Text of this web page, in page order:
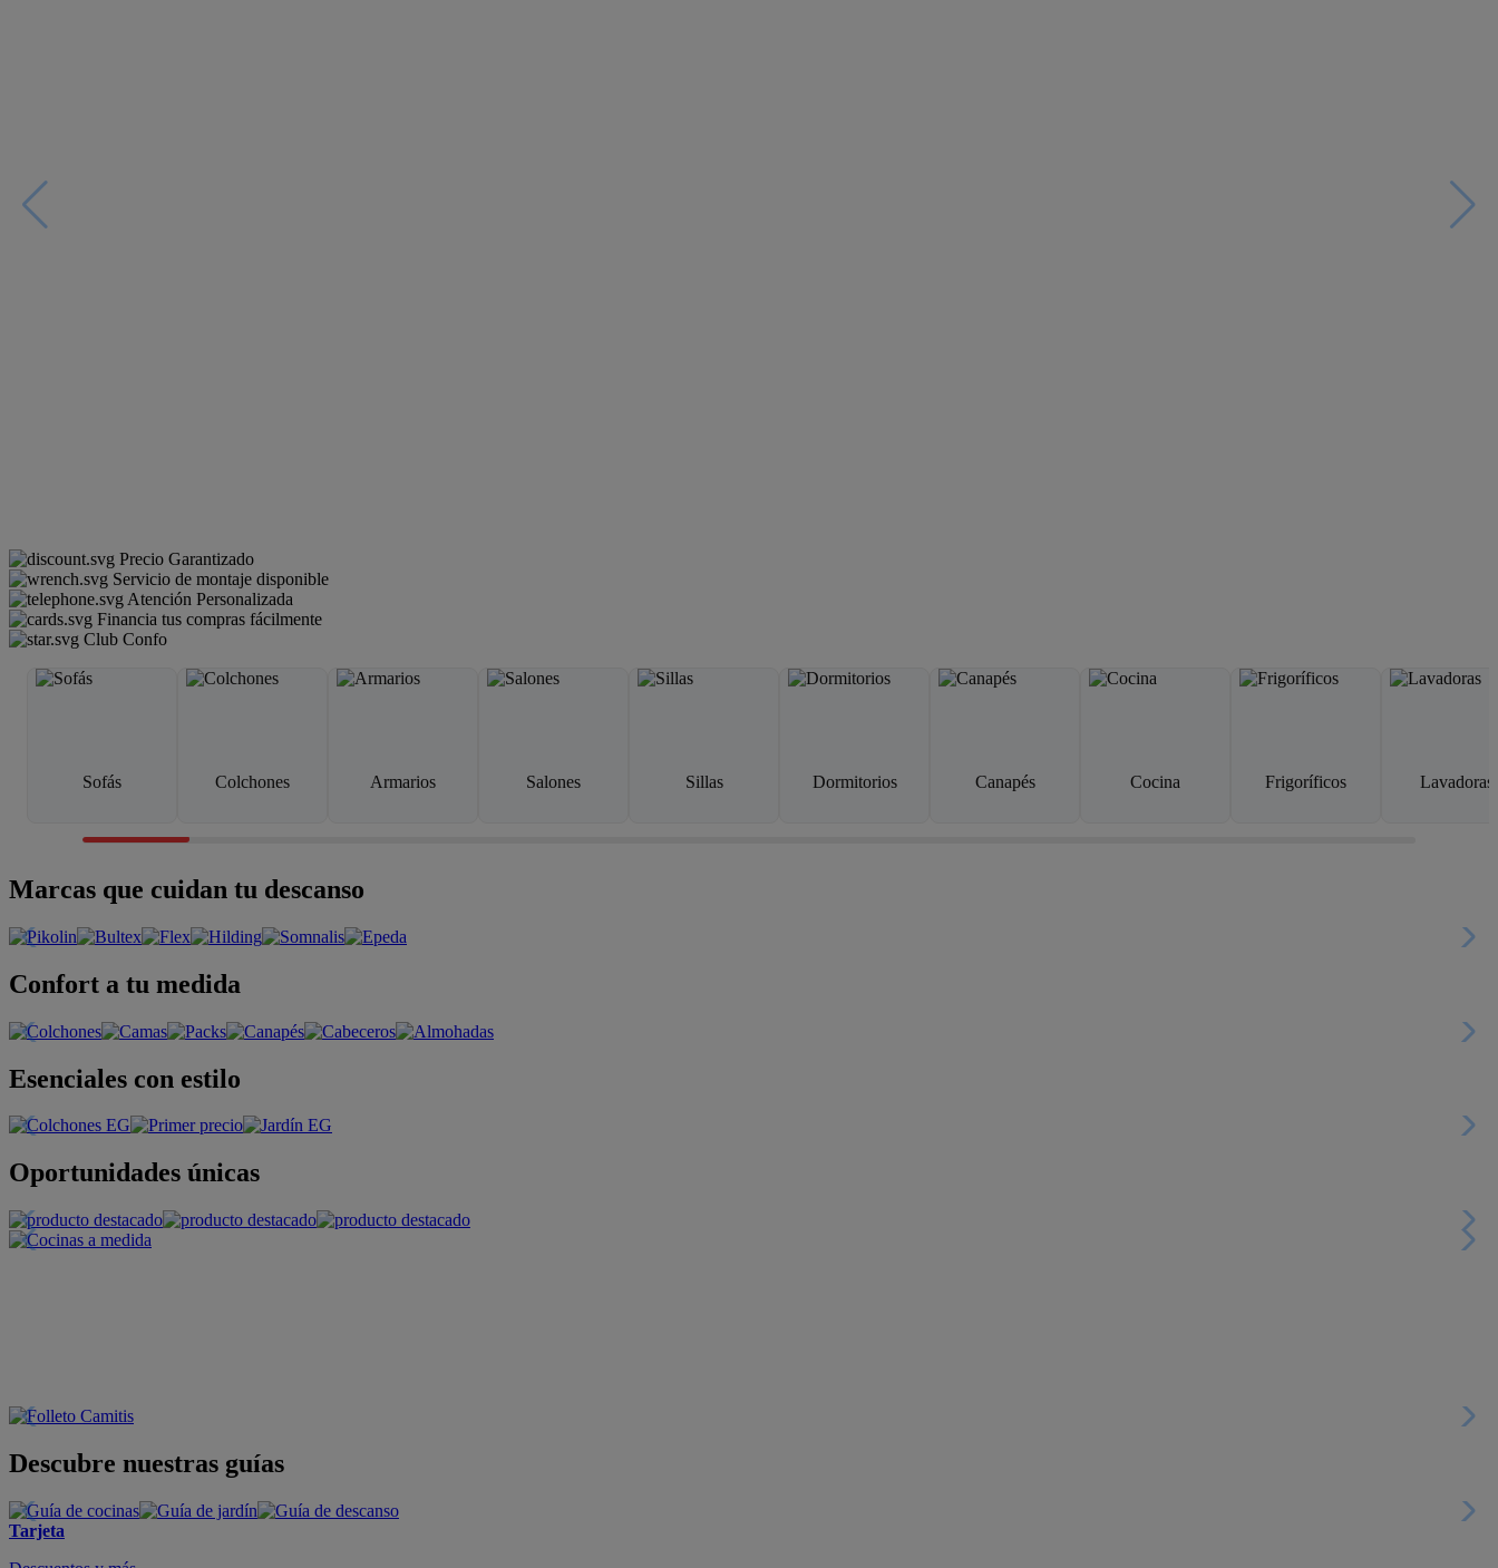
Precio Garantizado
Servicio de montaje disponible
Atención Personalizada
Financia tus compras fácilmente
Club Confo
Sofás Colchones Armarios Salones Sillas Dormitorios Canapés Cocina Frigoríficos Lavadoras
Marcas que cuidan tu descanso
Confort a tu medida
Esenciales con estilo
Oportunidades únicas
Descubre nuestras guías
Tarjeta